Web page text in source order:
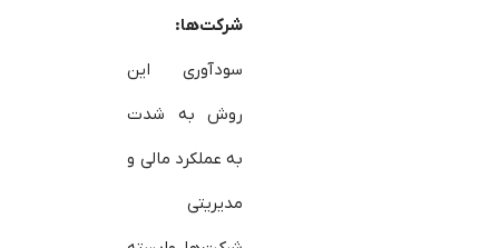
شرکت‌ها:
سودآوری این
روش به شدت
به عملکرد مالی و
مدیریتی